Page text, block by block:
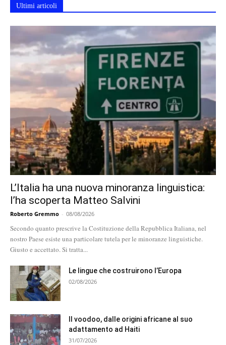
Ultimi articoli
L’Italia ha una nuova minoranza linguistica:
l’ha scoperta Matteo Salvini
Roberto Gremmo - 08/08/2026
Secondo quanto prescrive la Costituzione della Repubblica Italiana, nel
nostro Paese esiste una particolare tutela per le minoranze linguistiche.
Giusto e accettato. Si tratta...
Le lingue che costruirono l’Europa
02/08/2026
Il voodoo, dalle origini africane al suo
adattamento ad Haiti
31/07/2026